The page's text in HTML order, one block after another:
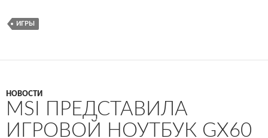
ИГРЫ
НОВОСТИ
MSI ПРЕДСТАВИЛА
ИГРОВОЙ НОУТБУК GX60